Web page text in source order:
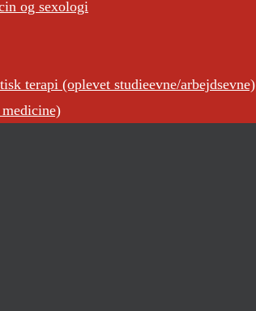
og sexologi
terapi (oplevet studieevne/arbejdsevne)